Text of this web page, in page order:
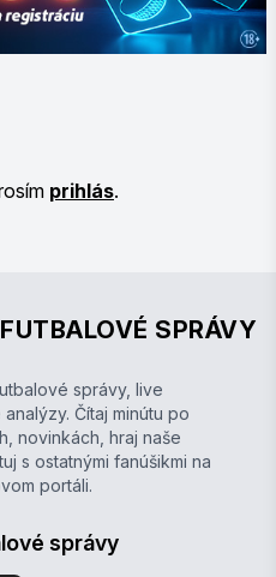
prihlás.
FUTBALOVÉ SPRÁVY
správy, live
Čítaj minútu po
novinkách, hraj naše
s ostatnými fanúšikmi na
portáli.
správy